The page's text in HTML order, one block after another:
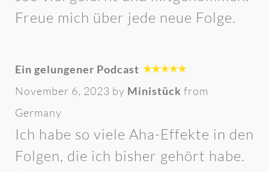
Freue mich über jede neue Folge.
Ein gelungener Podcast
November 6, 2023 by Ministück from
Germany
Ich habe so viele Aha-Effekte in den
Folgen, die ich bisher gehört habe.